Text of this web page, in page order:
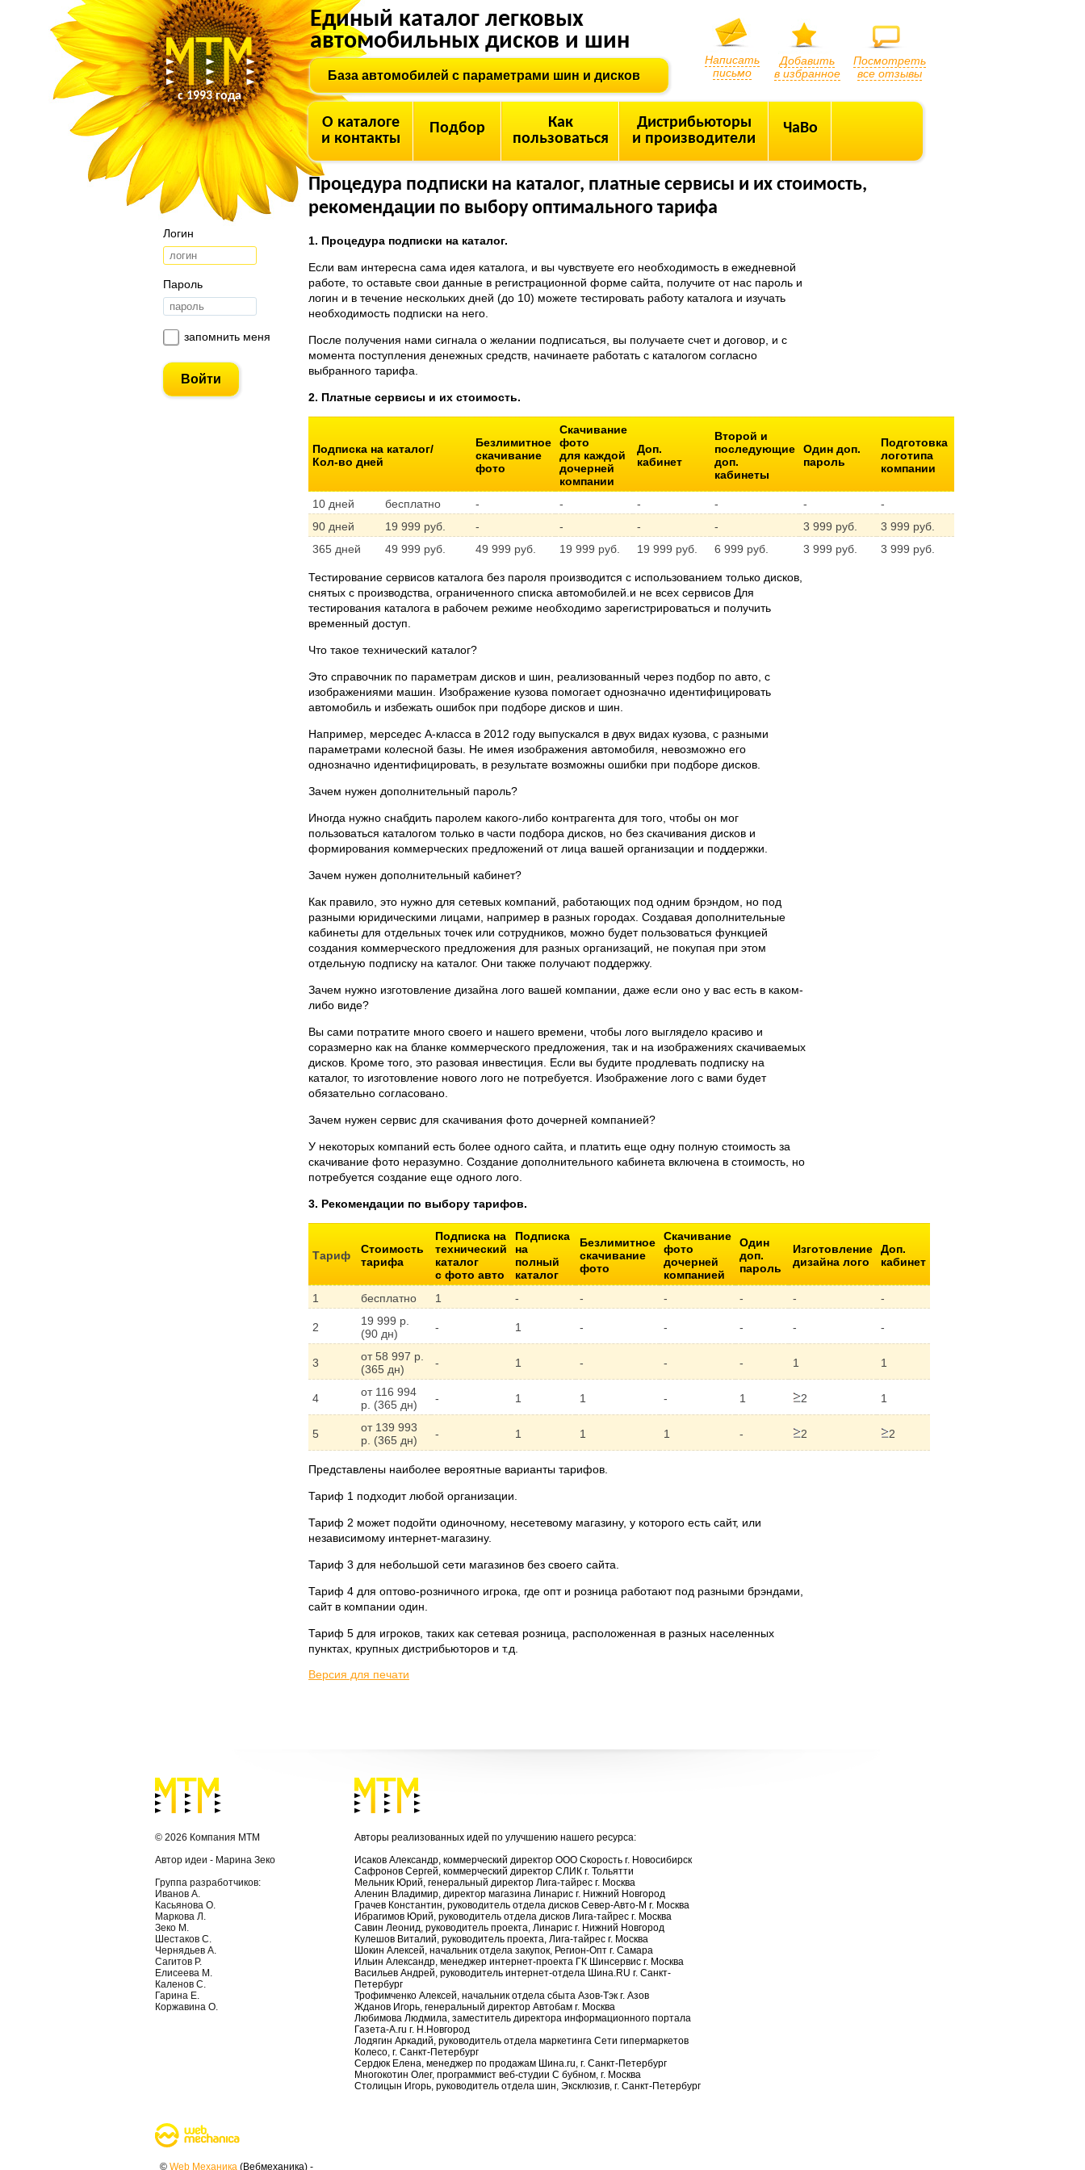
с 1993 года
Посмотреть
все отзывы
Единый каталог легковых
автомобильных дисков и шин
База автомобилей с параметрами шин и дисков
Написать
письмо
Добавить
в избранное
О каталоге
и контакты
Подбор
Как
пользоваться
Дистрибьюторы
и производители
ЧаВо
Процедура подписки на каталог, платные сервисы и их стоимость,
рекомендации по выбору оптимального тарифа
1. Процедура подписки на каталог.
Если вам интересна сама идея каталога, и вы чувствуете его необходимость в ежедневной
работе, то оставьте свои данные в регистрационной форме сайта, получите от нас пароль и
логин и в течение нескольких дней (до 10) можете тестировать работу каталога и изучать
необходимость подписки на него.
После получения нами сигнала о желании подписаться, вы получаете счет и договор, и с
момента поступления денежных средств, начинаете работать с каталогом согласно
выбранного тарифа.
2. Платные сервисы и их стоимость.
Подписка на каталог/
Кол-во дней
Безлимитное
скачивание
фото
Скачивание
фото
для каждой
дочерней
компании
Доп.
кабинет
Второй и
последующие
доп.
кабинеты
Один доп.
пароль
Подготовка
логотипа
компании
10 дней бесплатно - - - - -
-
90 дней
19 999 руб. - - - - 3 999 руб.
3 999 руб.
365 дней
49 999 руб. 49 999 руб. 19 999 руб. 19 999 руб. 6 999 руб. 3 999 руб. 3 999 руб.
Тестирование сервисов каталога без пароля производится с использованием только дисков,
снятых с производства, ограниченного списка автомобилей.и не всех сервисов Для
тестирования каталога в рабочем режиме необходимо зарегистрироваться и получить
временный доступ.
Что такое технический каталог?
Это справочник по параметрам дисков и шин, реализованный через подбор по авто, с
изображениями машин. Изображение кузова помогает однозначно идентифицировать
автомобиль и избежать ошибок при подборе дисков и шин.
Например, мерседес А-класса в 2012 году выпускался в двух видах кузова, с разными
параметрами колесной базы. Не имея изображения автомобиля, невозможно его
однозначно идентифицировать, в результате возможны ошибки при подборе дисков.
Зачем нужен дополнительный пароль?
Иногда нужно снабдить паролем какого-либо контрагента для того, чтобы он мог
пользоваться каталогом только в части подбора дисков, но без скачивания дисков и
формирования коммерческих предложений от лица вашей организации и поддержки.
Зачем нужен дополнительный кабинет?
Как правило, это нужно для сетевых компаний, работающих под одним брэндом, но под
разными юридическими лицами, например в разных городах. Создавая дополнительные
кабинеты для отдельных точек или сотрудников, можно будет пользоваться функцией
создания коммерческого предложения для разных организаций, не покупая при этом
отдельную подписку на каталог. Они также получают поддержку.
Зачем нужно изготовление дизайна лого вашей компании, даже если оно у вас есть в каком-
либо виде?
Вы сами потратите много своего и нашего времени, чтобы лого выглядело красиво и
соразмерно как на бланке коммерческого предложения, так и на изображениях скачиваемых
дисков. Кроме того, это разовая инвестиция. Если вы будите продлевать подписку на
каталог, то изготовление нового лого не потребуется. Изображение лого с вами будет
обязательно согласовано.
Зачем нужен сервис для скачивания фото дочерней компанией?
У некоторых компаний есть более одного сайта, и платить еще одну полную стоимость за
скачивание фото неразумно. Cоздание дополнительного кабинета включена в стоимость, но
потребуется создание еще одного лого.
3. Рекомендации по выбору тарифов.
Тариф
Стоимость
тарифа
Подписка на
технический
каталог
с фото авто
Подписка
на
полный
каталог
Безлимитное
скачивание
фото
Скачивание
фото
дочерней
компанией
Один
доп.
пароль
Изготовление
дизайна лого
Доп.
кабинет
1 бесплатно 1 - - - - - -
2
19 999 р.
(90 дн)
- 1 - - - - -
3
от 58 997 р.
(365 дн)
- 1 - - - 1 1
4
от 116 994
р. (365 дн)
- 1 1 - 1 2 1
5
от 139 993
р. (365 дн)
- 1 1 1 - 2 2
Представлены наиболее вероятные варианты тарифов.
Тариф 1 подходит любой организации.
Тариф 2 может подойти одиночному, несетевому магазину, у которого есть сайт, или
независимому интернет-магазину.
Тариф 3 для небольшой сети магазинов без своего сайта.
Тариф 4 для оптово-розничного игрока, где опт и розница работают под разными брэндами,
сайт в компании один.
Тариф 5 для игроков, таких как сетевая розница, расположенная в разных населенных
пунктах, крупных дистрибьюторов и т.д.
Версия для печати
Логин
Пароль
запомнить меня
© 2026 Компания МТМ
Автор идеи - Марина Зеко
Группа разработчиков:
Иванов А.
Касьянова О.
Маркова Л.
Зеко М.
Шестаков С.
Чернядьев А.
Сагитов Р.
Елисеева М.
Каленов С.
Гарина Е.
Коржавина О.
Авторы реализованных идей по улучшению нашего ресурса:
Исаков Александр, коммерческий директор ООО Скорость г. Новосибирск
Сафронов Сергей, коммерческий директор СЛИК г. Тольятти
Мельник Юрий, генеральный директор Лига-тайрес г. Москва
Аленин Владимир, директор магазина Линарис г. Нижний Новгород
Грачев Константин, руководитель отдела дисков Север-Авто-М г. Москва
Ибрагимов Юрий, руководитель отдела дисков Лига-тайрес г. Москва
Савин Леонид, руководитель проекта, Линарис г. Нижний Новгород
Кулешов Виталий, руководитель проекта, Лига-тайрес г. Москва
Шокин Алексей, начальник отдела закупок, Регион-Опт г. Самара
Ильин Александр, менеджер интернет-проекта ГК Шинсервис г. Москва
Васильев Андрей, руководитель интернет-отдела Шина.RU г. Санкт-
Петербург
Трофимченко Алексей, начальник отдела сбыта Азов-Тэк г. Азов
Жданов Игорь, генеральный директор Автобам г. Москва
Любимова Людмила, заместитель директора информационного портала
Газета-А.ru г. Н.Новгород
Лодягин Аркадий, руководитель отдела маркетинга Сети гипермаркетов
Колесо, г. Санкт-Петербург
Сердюк Елена, менеджер по продажам Шина.ru, г. Санкт-Петербург
Многокотин Олег, программист веб-студии С бубном, г. Москва
Столицын Игорь, руководитель отдела шин, Эксклюзив, г. Санкт-Петербург
© Web Механика (Вебмеханика) -